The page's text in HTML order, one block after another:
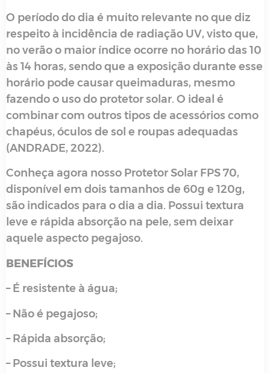
O período do dia é muito relevante no que diz
respeito à incidência de radiação UV, visto que,
no verão o maior índice ocorre no horário das 10
às 14 horas, sendo que a exposição durante esse
horário pode causar queimaduras, mesmo
fazendo o uso do protetor solar. O ideal é
combinar com outros tipos de acessórios como
chapéus, óculos de sol e roupas adequadas
(ANDRADE, 2022).
Conheça agora nosso Protetor Solar FPS 70,
disponível em dois tamanhos de 60g e 120g,
são indicados para o dia a dia. Possui textura
leve e rápida absorção na pele, sem deixar
aquele aspecto pegajoso.
BENEFÍCIOS
– É resistente à água;
– Não é pegajoso;
– Rápida absorção;
– Possui textura leve;